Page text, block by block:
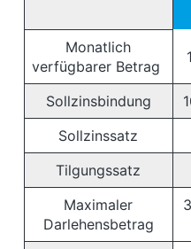
Monatlich
verfügbarer Betrag
Sollzinsbindung
Sollzinssatz
Tilgungssatz
Maximaler
Darlehensbetrag